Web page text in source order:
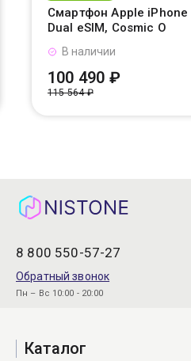
Смартфон Apple iPhone
Dual eSIM, Cosmic O
В наличии
100 490 ₽
115 564 ₽
8 800 550-57-27
Обратный звонок
Пн – Вс 10:00 - 20:00
Каталог